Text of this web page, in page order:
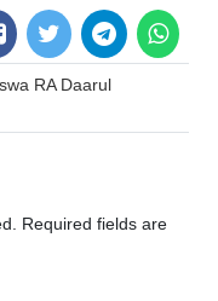
RA Daarul
Required fields are